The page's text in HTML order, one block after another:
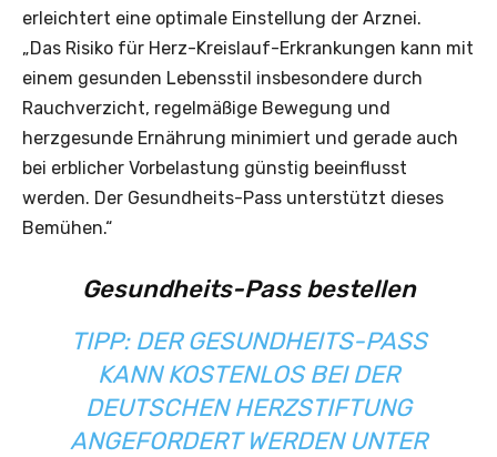
erleichtert eine optimale Einstellung der Arznei.
„Das Risiko für Herz-Kreislauf-Erkrankungen kann mit
einem gesunden Lebensstil insbesondere durch
Rauchverzicht, regelmäßige Bewegung und
herzgesunde Ernährung minimiert und gerade auch
bei erblicher Vorbelastung günstig beeinflusst
werden. Der Gesundheits-Pass unterstützt dieses
Bemühen.“
Gesundheits-Pass bestellen
TIPP: DER GESUNDHEITS-PASS
KANN KOSTENLOS BEI DER
DEUTSCHEN HERZSTIFTUNG
ANGEFORDERT WERDEN UNTER